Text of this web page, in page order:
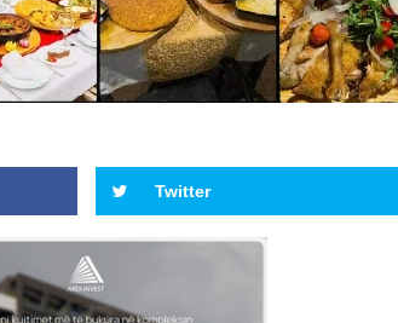
Twitter